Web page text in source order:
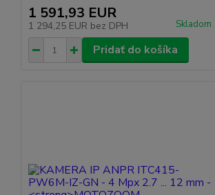
1 591,93 EUR
1 294,25 EUR bez DPH Skladom
Pridať do košíka